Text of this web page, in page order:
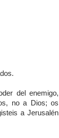
del enemigo,
no a Dios; os
a Jerusalén